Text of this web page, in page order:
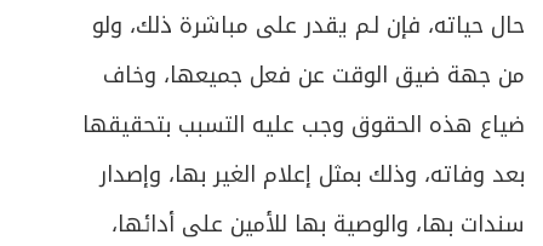
حال حياته، فإن لـم يقدر على مباشرة ذلك، ولو
من جهة ضيق الوقت عن فعل جميعها، وخاف
ضياع هذه الحقوق وجب عليه التسبب بتحقيقها
بعد وفاته، وذلك بمثل إعلام الغير بها، وإصدار
سندات بها، والوصية بها للأمين على أدائها،
ص
269 المبحث الخامس ـ في القيام
ص
273 الفصل الثاني - في أفعال الصلاة
275 أحكام الأذان والإقامة
ص المبحث الأول ـ النية